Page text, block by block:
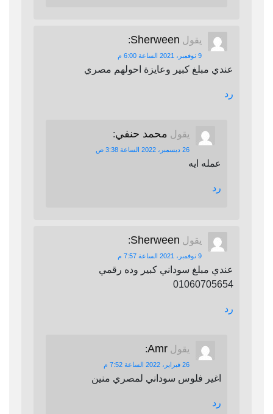
يقول Sherween
:
9 نوفمبر، 2021 الساعة 6:00 م
عندي مبلغ كبير وعايزة احولهم مصري
رد
يقول محمد حنفي:
26 ديسمبر، 2022 الساعة 3:38 ص
عمله ايه
رد
يقول Sherween
:
9 نوفمبر، 2021 الساعة 7:57 م
عندي مبلغ سوداني كبير وده رقمي
01060705654
رد
يقول Amr
:
26 فبراير، 2022 الساعة 7:52 م
اغير فلوس سوداني لمصري منين
رد